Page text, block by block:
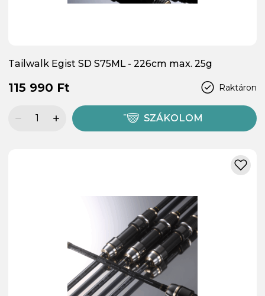
Tailwalk Egist SD S75ML - 226cm max. 25g
Raktáron
115 990 Ft
SZÁKOLOM